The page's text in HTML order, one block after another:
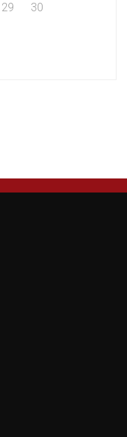
29 30